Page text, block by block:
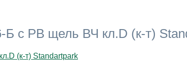
Б с РВ щель ВЧ кл.D (к-т)